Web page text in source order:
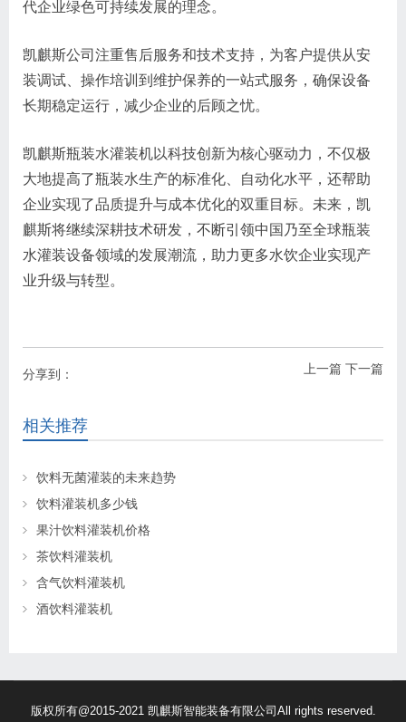
代企业绿色可持续发展的理念。
凯麒斯公司注重售后服务和技术支持，为客户提供从安
装调试、操作培训到维护保养的一站式服务，确保设备
长期稳定运行，减少企业的后顾之忧。
凯麒斯瓶装水灌装机以科技创新为核心驱动力，不仅极
大地提高了瓶装水生产的标准化、自动化水平，还帮助
企业实现了品质提升与成本优化的双重目标。未来，凯
麒斯将继续深耕技术研发，不断引领中国乃至全球瓶装
水灌装设备领域的发展潮流，助力更多水饮企业实现产
业升级与转型。
上一篇 下一篇
分享到：
相关推荐
饮料无菌灌装的未来趋势
饮料灌装机多少钱
果汁饮料灌装机价格
茶饮料灌装机
含气饮料灌装机
酒饮料灌装机
版权所有@2015-2021 凯麒斯智能装备有限公司All rights reserved.